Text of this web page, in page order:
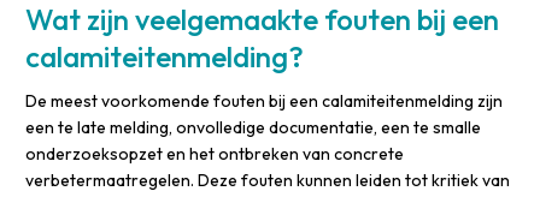
Wat zijn veelgemaakte fouten bij een
calamiteitenmelding?
De meest voorkomende fouten bij een calamiteitenmelding zijn
een te late melding, onvolledige documentatie, een te smalle
onderzoeksopzet en het ontbreken van concrete
verbetermaatregelen. Deze fouten kunnen leiden tot kritiek van